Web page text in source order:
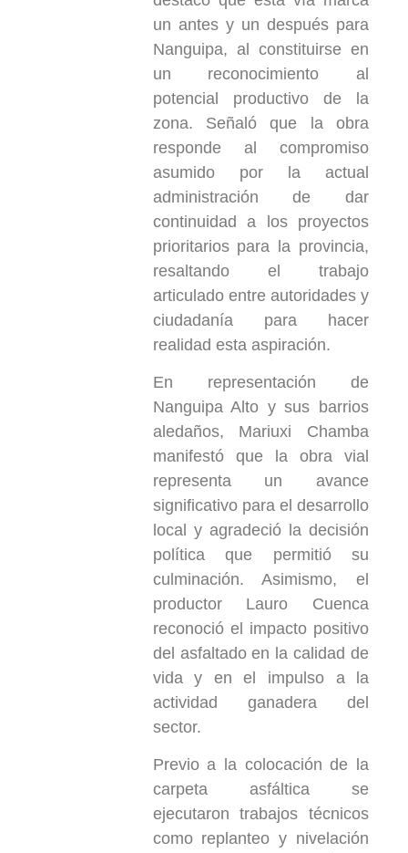
un antes y un después para
Nanguipa, al constituirse en
un reconocimiento al
potencial productivo de la
zona. Señaló que la obra
responde al compromiso
asumido por la actual
administración de dar
continuidad a los proyectos
prioritarios para la provincia,
resaltando el trabajo
articulado entre autoridades y
ciudadanía para hacer
realidad esta aspiración.
En representación de
Nanguipa Alto y sus barrios
aledaños, Mariuxi Chamba
manifestó que la obra vial
representa un avance
significativo para el desarrollo
local y agradeció la decisión
política que permitió su
culminación. Asimismo, el
productor Lauro Cuenca
reconoció el impacto positivo
del asfaltado en la calidad de
vida y en el impulso a la
actividad ganadera del
sector.
Previo a la colocación de la
carpeta asfáltica se
ejecutaron trabajos técnicos
como replanteo y nivelación